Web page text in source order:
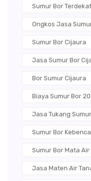
Sumur Bor
Ongkos Jasa
Sumur Bor Cijaura
Jasa Sumur Bor
Bor Sumur Cijaura
Biaya Sumur Bor
Jasa Tukang
Sumur Bor
Sumur Bor Mata Air
Jasa Maten Air